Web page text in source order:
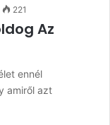
221
Az
ennél
amiről azt